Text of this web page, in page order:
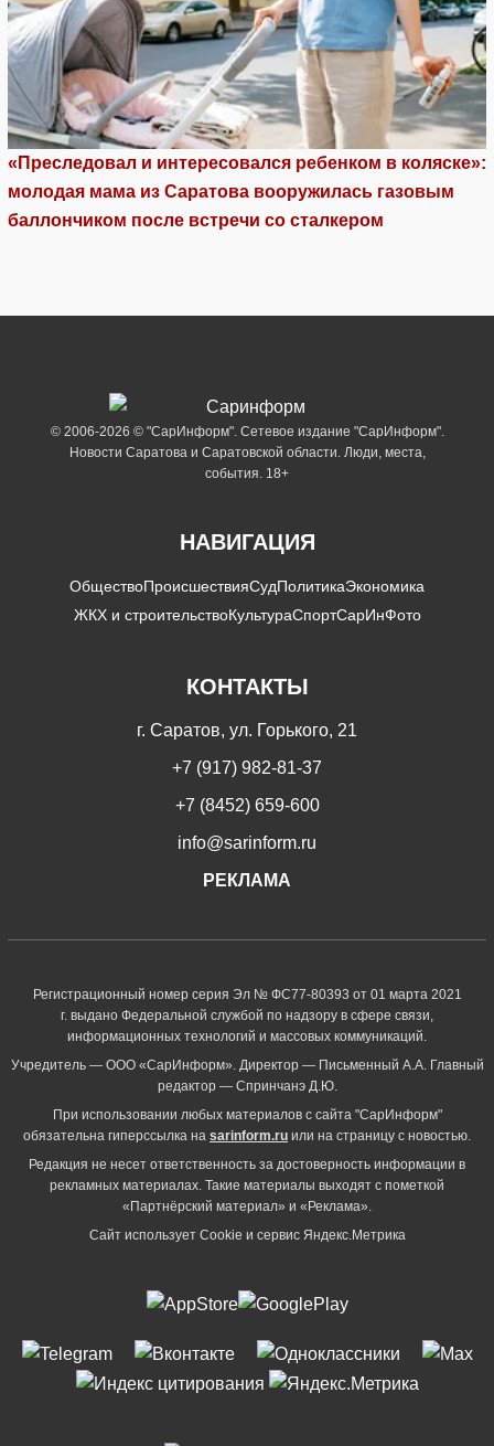
«Преследовал и интересовался ребенком в коляске»:
молодая мама из Саратова вооружилась газовым
баллончиком после встречи со сталкером
© 2006-2026 © "СарИнформ". Сетевое издание "СарИнформ".
Новости Саратова и Саратовской области. Люди, места,
события. 18+
НАВИГАЦИЯ
ОбществоПроисшествияСудПолитикаЭкономика
ЖКХ и строительствоКультураСпортСарИнФото
КОНТАКТЫ
г. Саратов, ул. Горького, 21
+7 (917) 982-81-37
+7 (8452) 659-600
info@sarinform.ru
РЕКЛАМА
Регистрационный номер серия Эл № ФС77-80393 от 01 марта 2021
г. выдано Федеральной службой по надзору в сфере связи,
информационных технологий и массовых коммуникаций.
Учредитель — ООО «СарИнформ». Директор — Письменный А.А. Главный
редактор — Спринчанэ Д.Ю.
При использовании любых материалов с сайта "СарИнформ"
обязательна гиперссылка на sarinform.ru или на страницу с новостью.
Редакция не несет ответственность за достоверность информации в
рекламных материалах. Такие материалы выходят с пометкой
«Партнёрский материал» и «Реклама».
Сайт использует Cookie и сервиc Яндекс.Метрика